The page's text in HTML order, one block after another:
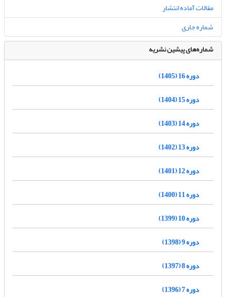
مقالات آماده انتشار
شماره جاری
شماره‌های پیشین نشریه
دوره 16 (1405)
دوره 15 (1404)
دوره 14 (1403)
دوره 13 (1402)
دوره 12 (1401)
دوره 11 (1400)
دوره 10 (1399)
دوره 9 (1398)
دوره 8 (1397)
دوره 7 (1396)